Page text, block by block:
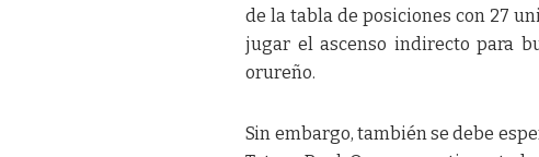
de la tabla de posiciones con 27
jugar el ascenso indirecto para
orureño.
Sin embargo, también se debe